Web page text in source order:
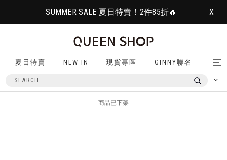
SUMMER SALE 夏日特賣！2件85折🔥 X
夏日特賣 NEW IN 現貨專區 GINNY聯名
商品已下架